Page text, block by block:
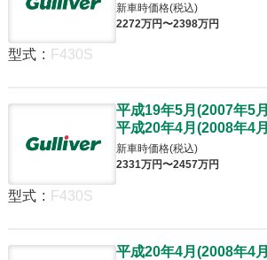
新車時価格(税込)
2272万円〜2398万円
型式 : F430S
平成19年5月 (2007年5月
平成20年4月 (2008年4月
新車時価格(税込)
2331万円〜2457万円
型式 : F430S
平成20年4月 (2008年4月